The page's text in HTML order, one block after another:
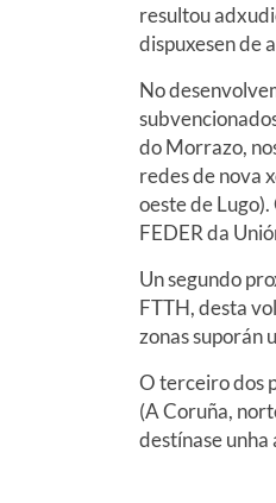
resultou
dispuxesen de
No
do Morrazo,
redes de nova
oeste de
FEDER da
Un segundo
FTTH, desta
zonas suporán
O terceiro dos
(A Coruña,
destínase